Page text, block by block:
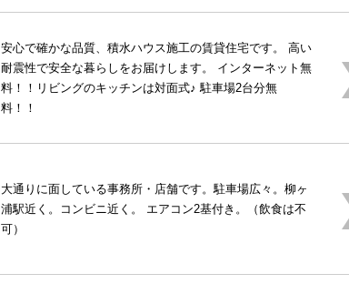
安心で確かな品質、積水ハウス施工の賃貸住宅です。 高い
耐震性で安全な暮らしをお届けします。 インターネット無
料！！リビングのキッチンは対面式♪ 駐車場2台分無
料！！
大通りに面している事務所・店舗です。駐車場広々。柳ヶ
浦駅近く。コンビニ近く。 エアコン2基付き。（飲食は不
可）